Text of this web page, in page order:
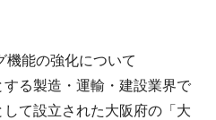
機能の強化について
る製造・運輸・建設業界で
て設立された大阪府の「大